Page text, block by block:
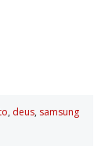
, deus, samsung